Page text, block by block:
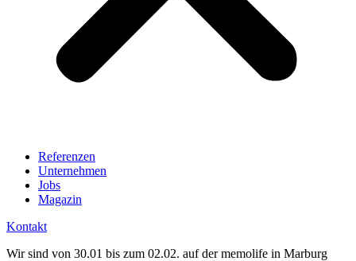
Referenzen
Unternehmen
Jobs
Magazin
Kontakt
Wir sind von 30.01 bis zum 02.02. auf der memolife in Marburg